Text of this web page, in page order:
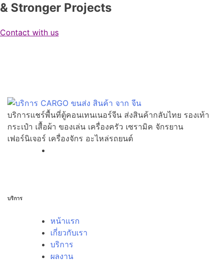
& Stronger Projects
Contact with us
บริการแชร์พื้นที่ตู้คอนเทนเนอร์จีน ส่งสินค้ากลับไทย รองเท้า
กระเป๋า เสื้อผ้า ของเล่น เครื่องครัว เซรามิค จักรยาน
เฟอร์นิเจอร์ เครื่องจักร อะไหล่รถยนต์
บริการ
หน้าแรก
เกี่ยวกับเรา
บริการ
ผลงาน